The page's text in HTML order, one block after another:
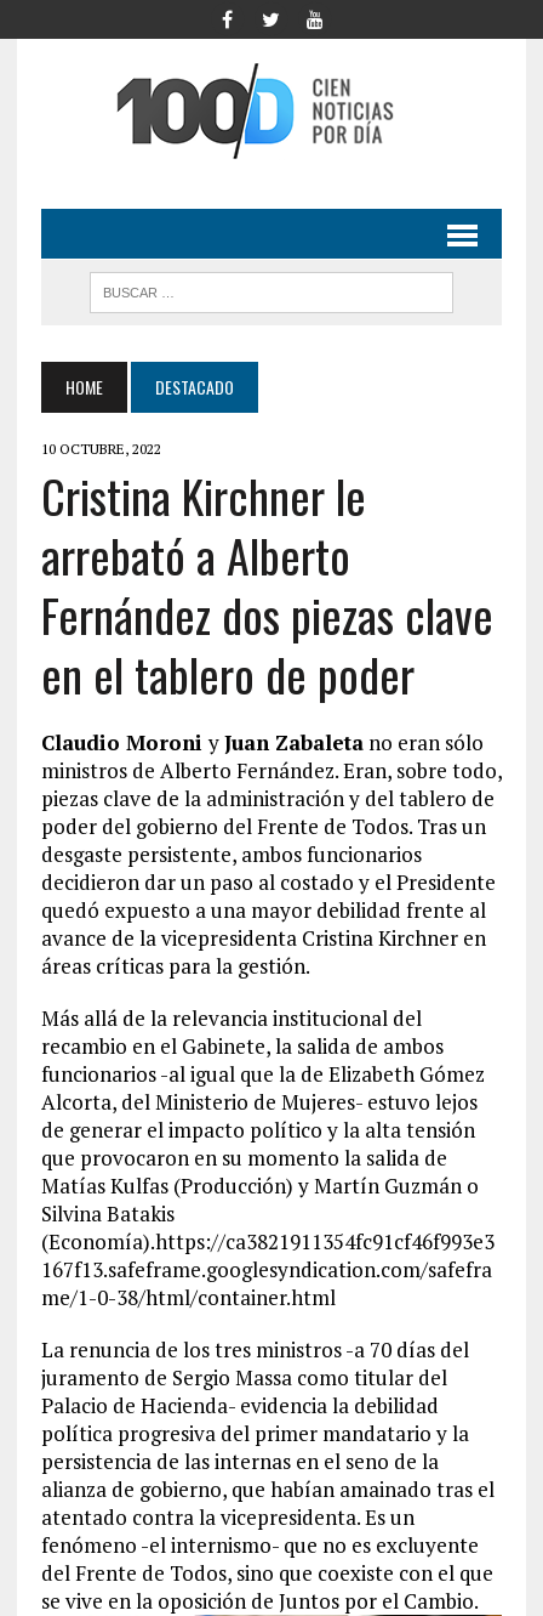
HOME DESTACADO
10 OCTUBRE, 2022
Cristina Kirchner le
arrebató a Alberto
Fernández dos piezas clave
en el tablero de poder
Claudio MoroniyJuan Zabaletano eran sólo
ministros de Alberto Fernández. Eran, sobre todo,
piezas clave de la administración y del tablero de
poder del gobierno del Frente de Todos. Tras un
desgaste persistente, ambos funcionarios
decidieron dar un paso al costado y el Presidente
quedó expuesto a una mayor debilidad frente al
avance de la vicepresidenta Cristina Kirchner en
áreas críticas para la gestión.
Más allá de la relevancia institucional del
recambio en el Gabinete, la salida de ambos
funcionarios -al igual que la de Elizabeth Gómez
Alcorta, del Ministerio de Mujeres- estuvo lejos
de generar el impacto político y la alta tensión
que provocaron en su momento la salida de
Matías Kulfas (Producción) y Martín Guzmán o
Silvina Batakis
(Economía).https://ca3821911354fc91cf46f993e3
167f13.safeframe.googlesyndication.com/safefra
me/1-0-38/html/container.html
La renuncia de los tres ministros -a 70 días del
juramento de Sergio Massa como titular del
Palacio de Hacienda- evidencia la debilidad
política progresiva del primer mandatario y la
persistencia de las internas en el seno de la
alianza de gobierno, que habían amainado tras el
atentado contra la vicepresidenta. Es un
fenómeno -el internismo- que no es excluyente
del Frente de Todos, sino que coexiste con el que
se vive en la oposición de Juntos por el Cambio.